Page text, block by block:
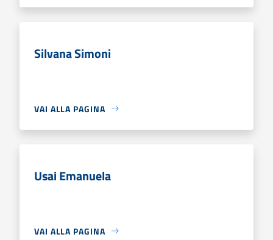
Silvana Simoni
VAI ALLA PAGINA
Usai Emanuela
VAI ALLA PAGINA